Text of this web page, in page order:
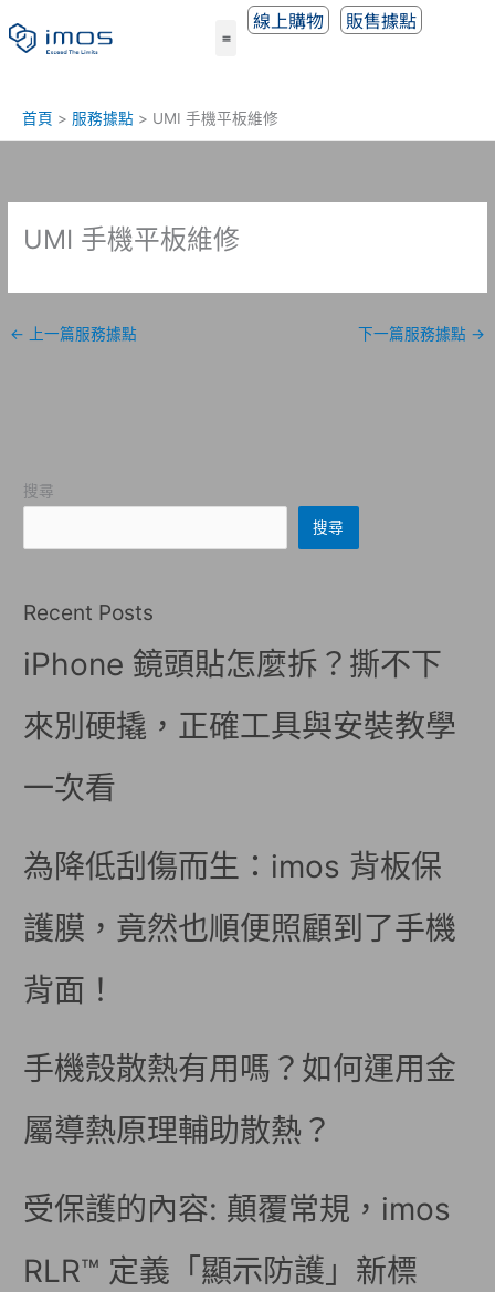
至
線上購物 販售據點
首頁 服務據點 UMI 手機平板維修
UMI 手機平板維修
← 上一篇服務據點 下一篇服務據點 →
搜尋
搜尋
Recent Posts
iPhone 鏡頭貼怎麼拆？撕不下
來別硬撬，正確工具與安裝教學
一次看
為降低刮傷而生：imos 背板保
護膜，竟然也順便照顧到了手機
背面！
手機殼散熱有用嗎？如何運用金
屬導熱原理輔助散熱？
受保護的內容: 顛覆常規，imos
RLR™ 定義「顯示防護」新標